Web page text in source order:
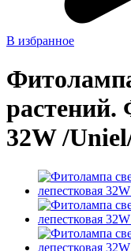
В избранное
растений.
32W /